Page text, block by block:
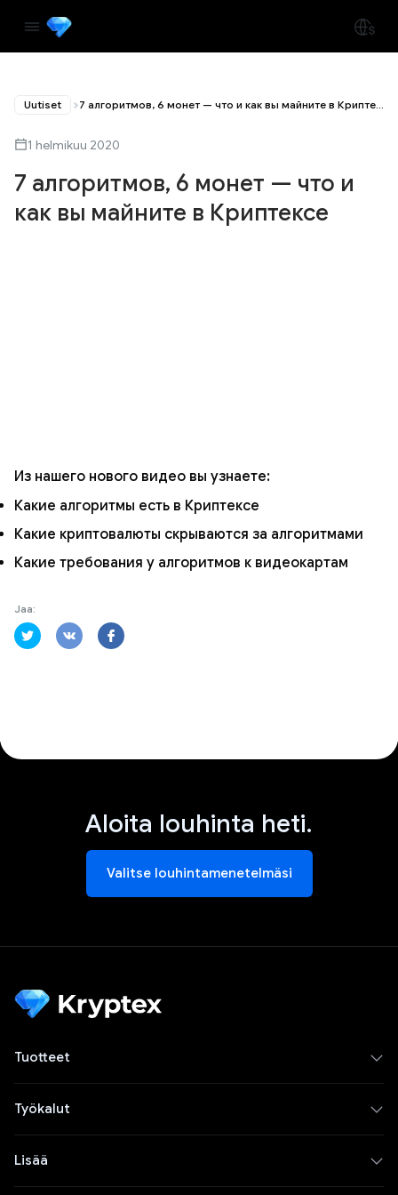
Uutiset 7 алгоритмов, 6 монет — что и как вы майните в Криптексе
1 helmikuu 2020
7 алгоритмов, 6 монет — что и
как вы майните в Криптексе
Из нашего нового видео вы узнаете:
Какие алгоритмы есть в Криптексе
Какие криптовалюты скрываются за алгоритмами
Какие требования у алгоритмов к видеокартам
Jaa:
Aloita louhinta heti.
Valitse louhintamenetelmäsi
Tuotteet
Työkalut
Lisää